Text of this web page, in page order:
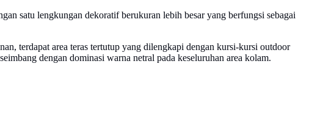
satu lengkungan dekoratif berukuran lebih besar yang berfungsi sebagai
terdapat area teras tertutup yang dilengkapi dengan kursi-kursi outdoor
dengan dominasi warna netral pada keseluruhan area kolam.